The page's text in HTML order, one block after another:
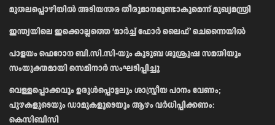
മുതലപ്പൊഴിയിൽ അടിയന്തര തീരുമാനമുണ്ടാകുമെന്ന് മുഖ്യമന്ത്രി
ഇന്ത്യയിലെ ഇക്കൊല്ലത്തെ ‘മാർച്ച് ഫോർ ലൈഫ്’ ചെന്നൈയിൽ
പാളയം ഫെറോന ബി.സി.സി-യും കുടുബ ശുശ്രൂഷ സമതിയും
സംയുക്തമായി സെമിനാർ സംഘടിപ്പിച്ചു
വെള്ളപ്പൊക്കവും ഉരുള്‍പ്പൊട്ടലും ശാസ്ത്രീയ പഠനം വേണം;
പുഴകളുടെയും ഡാമുകളുടെയും ആഴം വര്‍ധിപ്പിക്കണം:
കെസിബിസി